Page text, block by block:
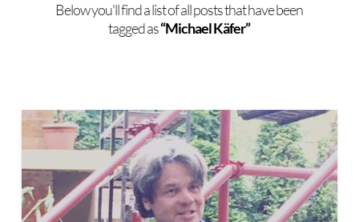
Below you'll find a list of all posts that have been
tagged as“Michael Käfer”